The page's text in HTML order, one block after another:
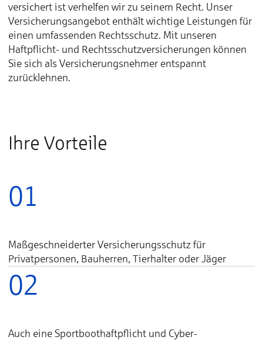
versichert ist verhelfen wir zu seinem Recht. Unser
Versicherungsangebot enthält wichtige Leistungen für
einen umfassenden Rechtsschutz. Mit unseren
Haftpflicht- und Rechtsschutzversicherungen können
Sie sich als Versicherungsnehmer entspannt
zurücklehnen.
Ihre Vorteile
01
Maßgeschneiderter Versicherungsschutz für
Privatpersonen, Bauherren, Tierhalter oder Jäger
02
Auch eine Sportboothaftpflicht und Cyber-